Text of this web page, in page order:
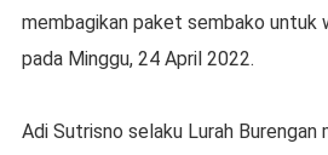
membagikan paket sembako untuk
pada Minggu, 24 April 2022.
Adi Sutrisno selaku Lurah Burengan